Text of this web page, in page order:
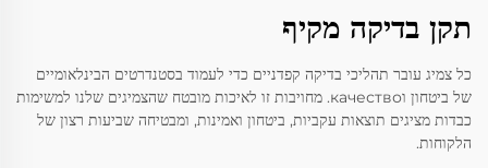
תקן בדיקה מקיף
כל צמיג עובר תהליכי בדיקה קפדניים כדי לעמוד בסטנדרטים הבינלאומיים
של ביטחון וкачество. מחויבות זו לאיכות מובטח שהצמיגים שלנו למשימות
כבדות מציגים תוצאות עקביות, ביטחון ואמינות, ומבטיחה שביעות רצון של
הלקוחות.